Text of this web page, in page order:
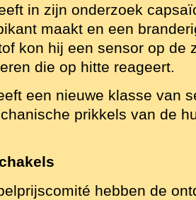
in zijn onderzoek
maakt en een
kon hij een sensor op de
die op hitte reageert.
een nieuwe klasse van
prikkels van de
hebben de